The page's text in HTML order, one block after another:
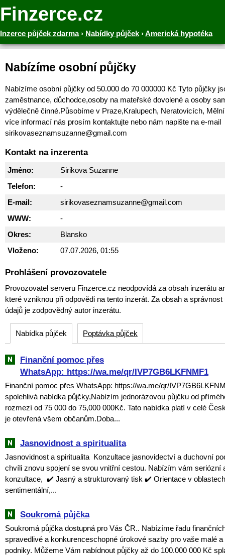
Finzerce.cz
Inzerce půjček zdarma› Nabídky půjček ›Americká hypotéka
Nabízíme osobní půjčky
Nabízíme osobní půjčky od 50.000 do 70 000000 Kč Tyto půjčky
zaměstnance, důchodce,osoby na mateřské dovolené a osoby
výdělečně činné.Působíme v Praze,Kralupech, Neratovicích,
více informací nás prosím kontaktujte nebo nám napište na e-mail
sirikovaseznamsuzanne@gmail.com
Kontakt na inzerenta
Jméno:
Sirikova Suzanne
Telefon:
-
E-mail:
sirikovaseznamsuzanne@gmail.com
WWW:
-
Okres:
Blansko
Vloženo:
07.07.2026, 01:55
Prohlášení provozovatele
Provozovatel serveru Finzerce.cz neodpovídá za obsah inzerátu
které vzniknou při odpovědi na tento inzerát. Za obsah a
údajů je zodpovědný autor inzerátu.
Nabídka půjček Poptávka půjček
Finanční pomoc přes
WhatsApp: https://wa.me/qr/IVP7GB6LKFNMF1
Finanční pomoc přes WhatsApp: https://wa.me/qr/
spolehlivá nabídka půjčky,Nabízím jednorázovou půjčku od
rozmezí od 75 000 do 75,000 000Kč. Tato nabídka platí v celé
je otevřená všem občanům.Doba...
Jasnovidnost a spiritualita
Jasnovidnost a spiritualita ‎ Konzultace jasnovidectví a duchovní
chvíli znovu spojení se svou vnitřní cestou. Nabízím vám seriózní
konzultace, ‎ ✔️ Jasný a strukturovaný tisk ✔️ Orientace v
sentimentální,...
Soukromá půjčka
Soukromá půjčka dostupná pro Vás ČR.. Nabízíme řadu
spravedlivé a konkurenceschopné úrokové sazby pro vaše malé a
podniky. Můžeme Vám nabídnout půjčky až do 100.000 000 Kč